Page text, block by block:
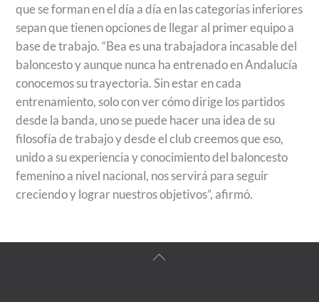
que se forman en el día a día en las categorías inferiores
sepan que tienen opciones de llegar al primer equipo a
base de trabajo. “Bea es una trabajadora incasable del
baloncesto y aunque nunca ha entrenado en Andalucía
conocemos su trayectoria. Sin estar en cada
entrenamiento, solo con ver cómo dirige los partidos
desde la banda, uno se puede hacer una idea de su
filosofía de trabajo y desde el club creemos que eso,
unido a su experiencia y conocimiento del baloncesto
femenino a nivel nacional, nos servirá para seguir
creciendo y lograr nuestros objetivos”, afirmó.
Back